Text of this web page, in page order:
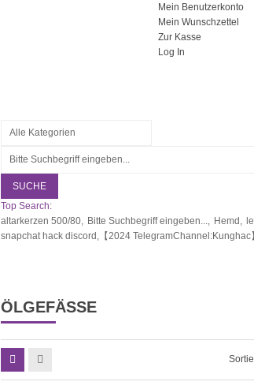
Mein Benutzerkonto
Mein Wunschzettel
Zur Kasse
Log In
SUCHE
Top Search:
altarkerzen 500/80, Bitte Suchbegriff eingeben..., Hemd,
snapchat hack discord,【2024
ÖLGEFÄSSE